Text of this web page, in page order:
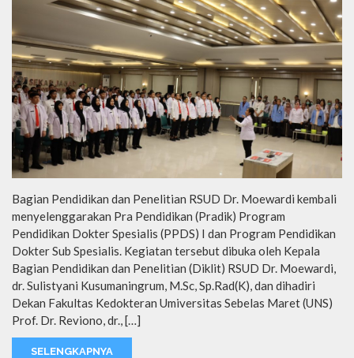
Bagian Pendidikan dan Penelitian RSUD Dr. Moewardi kembali
menyelenggarakan Pra Pendidikan (Pradik) Program
Pendidikan Dokter Spesialis (PPDS) I dan Program Pendidikan
Dokter Sub Spesialis. Kegiatan tersebut dibuka oleh Kepala
Bagian Pendidikan dan Penelitian (Diklit) RSUD Dr. Moewardi,
dr. Sulistyani Kusumaningrum, M.Sc, Sp.Rad(K), dan dihadiri
Dekan Fakultas Kedokteran Umiversitas Sebelas Maret (UNS)
Prof. Dr. Reviono, dr., […]
SELENGKAPNYA